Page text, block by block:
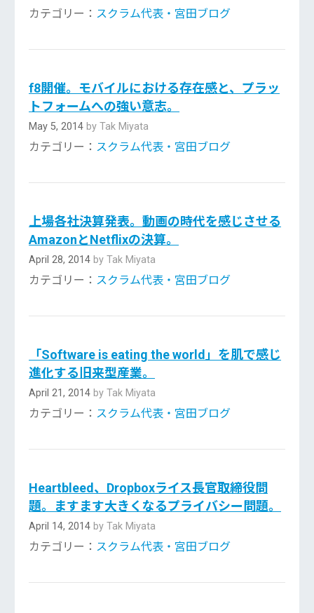
カテゴリー： スクラム代表・宮田ブログ
f8開催。モバイルにおける存在感と、プラッ
トフォームへの強い意志。
May 5, 2014 by Tak Miyata
カテゴリー： スクラム代表・宮田ブログ
上場各社決算発表。動画の時代を感じさせる
AmazonとNetflixの決算。
April 28, 2014 by Tak Miyata
カテゴリー： スクラム代表・宮田ブログ
「Software is eating the world」を肌で感じ
進化する旧来型産業。
April 21, 2014 by Tak Miyata
カテゴリー： スクラム代表・宮田ブログ
Heartbleed、Dropboxライス長官取締役問
題。ますます大きくなるプライバシー問題。
April 14, 2014 by Tak Miyata
カテゴリー： スクラム代表・宮田ブログ